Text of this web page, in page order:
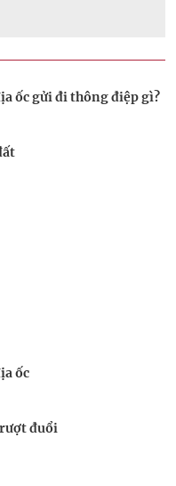
ốc gửi đi thông điệp gì?
ốc
rượt đuổi